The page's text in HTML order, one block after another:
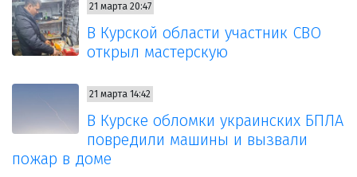
21 марта 20:47
В Курской области участник СВО
открыл мастерскую
21 марта 14:42
В Курске обломки украинских БПЛА
повредили машины и вызвали
пожар в доме